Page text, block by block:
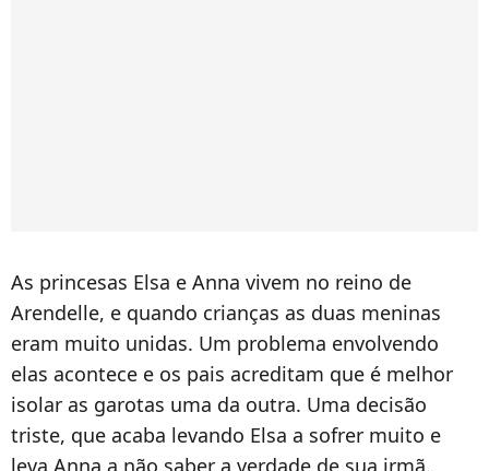
As princesas Elsa e Anna vivem no reino de
Arendelle, e quando crianças as duas meninas
eram muito unidas. Um problema envolvendo
elas acontece e os pais acreditam que é melhor
isolar as garotas uma da outra. Uma decisão
triste, que acaba levando Elsa a sofrer muito e
leva Anna a não saber a verdade de sua irmã.